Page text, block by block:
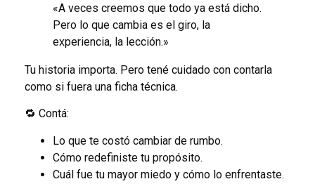
«A veces creemos que todo ya está dicho.
Pero lo que cambia es el giro, la
experiencia, la lección.»
Tu historia importa. Pero tené cuidado con contarla
como si fuera una ficha técnica.
🔁 Contá:
Lo que te costó cambiar de rumbo.
Cómo redefiniste tu propósito.
Cuál fue tu mayor miedo y cómo lo enfrentaste.